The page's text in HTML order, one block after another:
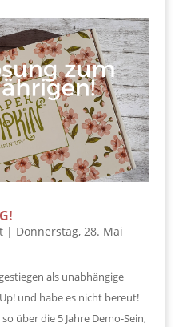
| Donnerstag, 28. Mai
als unabhängige
und habe es nicht bereut!
über die 5 Jahre Demo-Sein,